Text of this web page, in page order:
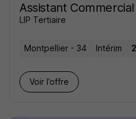
Assistant
LIP Tertiaire
Montpellier - 34 Intérim
Voir l’offre